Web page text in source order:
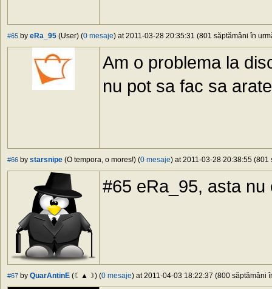
#65 by eRa_95 (User) (0 mesaje) at 2011-03-28 20:35:31 (801 săptămâni în
Am o problema la
nu pot sa fac sa
#66 by starsnipe (O tempora, o mores!) (0 mesaje) at 2011-03-28 20:38:55 (801
#65 eRa_95, asta
#67 by QuarAntinE (☾▲☽) (0 mesaje) at 2011-04-03 18:22:37 (800 săptămâni